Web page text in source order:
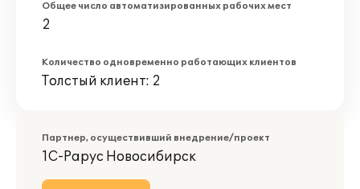
Общее число автоматизированных рабочих мест
2
Количество одновременно работающих клиентов
Толстый клиент: 2
Партнер, осуществивший внедрение/проект
1С-Рарус Новосибирск